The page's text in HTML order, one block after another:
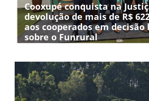
Cooxupé conquista na
devolução de mais de R$
aos cooperados em
sobre o Funrural